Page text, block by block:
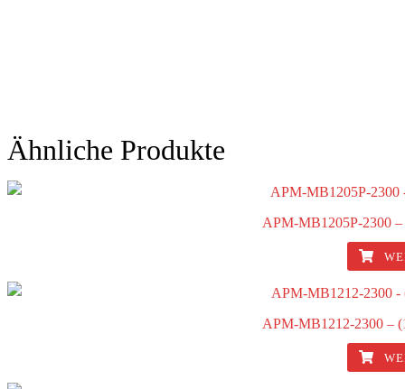
Ähnliche Produkte
APM-MB1205P-2300
APM-MB1212-2300 –